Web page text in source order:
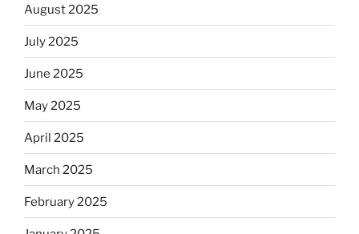
August 2025
July 2025
June 2025
May 2025
April 2025
March 2025
February 2025